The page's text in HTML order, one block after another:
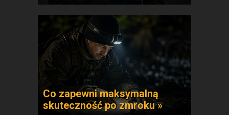
Co zapewni maksymalną
skuteczność po zmroku »